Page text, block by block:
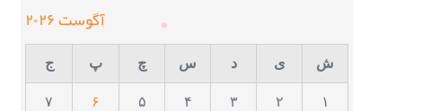
آگوست ۲۰۲۶
ش ی د س چ پ ج
۱ ۲ ۳ ۴ ۵ ۶ ۷